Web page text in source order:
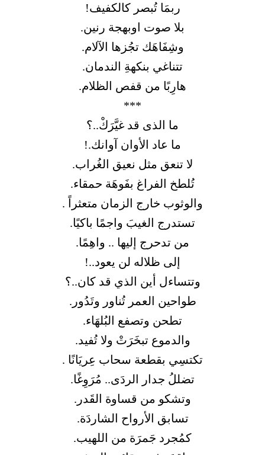
ربمَا تُبصر كالكفيف!
بلا صوت اوبهجة رنين.
وشِفَاهَك تجُزها الآلام.
تتناغي بنكهةِ الندمان.
هارِبًا من قفص الظلام.
***
ما الذى قد غيَّرَكْ..؟
ما عاد الأوان آوانك.!
لا تنعق مثل نعيق الغُراب.
تُلطخ الفراغ بفَوهَة حمقاء.
والوثوب خارج الزمان متعثراً .
تستدرج الغيبَ واجمًا باكيًا.
من تدحرج إليها .. واهِمًا.
إلى ظلاله لن يعود..!
وتتساءل أين الذي قد كان‏..‏؟
طواحين العمر تُناور وتَدُور.
تطحن وتصفع البُلهَاء.
والدموع تبخَرَتْ ولا تُفيد.
تكتسِي بقطعة سحاب عِريَانًا .
تضللُ جدار الردَى.. مُرَوِغًا.
وتشكو من قساوة القَدر.
تسابق الأرواح الشاردَة.
كمُجرد جَمرَة من اللهيب.